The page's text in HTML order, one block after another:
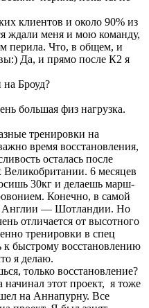
клиентов и около 90% из
ждали меня и мою команду,
перила. Что, в общем, и
Да, и прямо после К2 я
на Броуд?
большая физ нагрузка.
тренировки на
время восстановления,
осталась после
Великобритании. 6 месяцев
30кг и делаешь марш-
Конечно, в самой
Англии — Шотландии. Но
отличается от высотного
тренировки в спец
к быстрому восстановлению
я делаю.
только восстановление?
этот проект, я тоже
на Аннапурну. Все